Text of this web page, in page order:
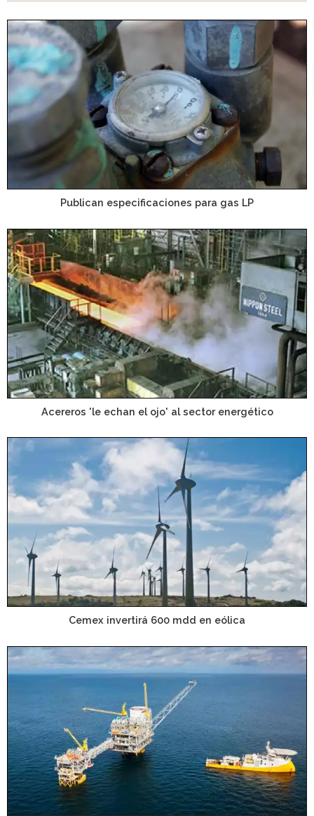
Publican especificaciones para gas LP
Acereros 'le echan el ojo' al sector energético
Cemex invertirá 600 mdd en eólica